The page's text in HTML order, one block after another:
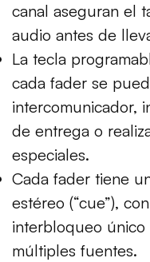
canal aseguran el
audio antes de
La tecla
cada fader se
intercomunicador,
de entrega o
especiales.
Cada fader tiene
estéreo (“cue”),
interbloqueo único
múltiples fuentes.